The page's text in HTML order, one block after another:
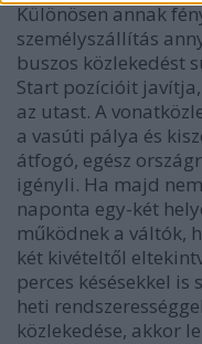
Különösen annak
személyszállítás
buszos közlekedést
Start pozícióit
az utast. A
a vasúti pálya és
átfogó, egész
igényli. Ha majd
naponta egy-két
működnek a váltók,
két kivételtől
perces késésekkel
heti
közlekedése, akkor